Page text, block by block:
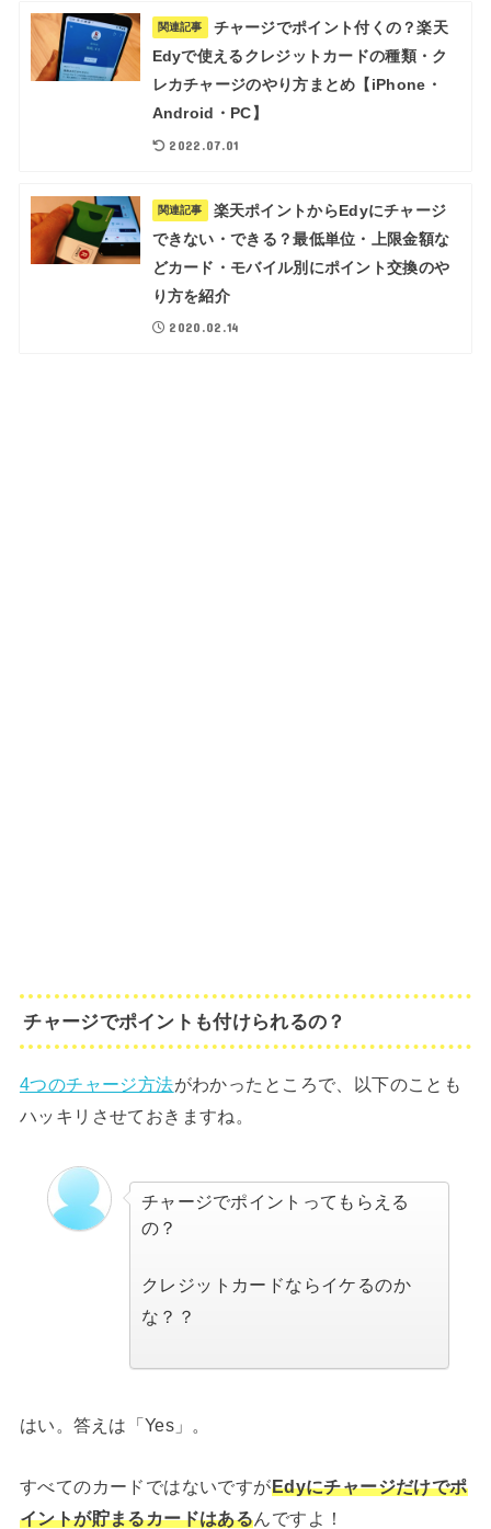
関連記事
チャージでポイント付くの？楽天
Edyで使えるクレジットカードの種類・ク
レカチャージのやり方まとめ【iPhone・
Android・PC】
2022.07.01
関連記事
楽天ポイントからEdyにチャージ
できない・できる？最低単位・上限金額な
どカード・モバイル別にポイント交換のや
り方を紹介
2020.02.14
チャージでポイントも付けられるの？
4つのチャージ方法がわかったところで、以下のことも
ハッキリさせておきますね。
チャージでポイントってもらえる
の？
クレジットカードならイケるのか
な？？
はい。答えは「Yes」。
すべてのカードではないですがEdyにチャージだけでポ
イントが貯まるカードはあるんですよ！